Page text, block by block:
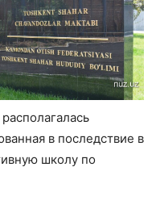
в последствие в
школу по